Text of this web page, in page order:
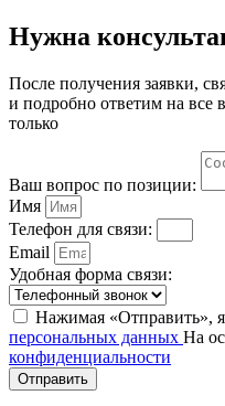
Нужна
После получения заявки,
и подробно ответим на
только
Ваш вопрос по позиции:
Имя
Телефон для связи:
Email
Удобная форма связи:
Нажимая «Отправить»,
персональных данных На
конфиденциальности
Отправить